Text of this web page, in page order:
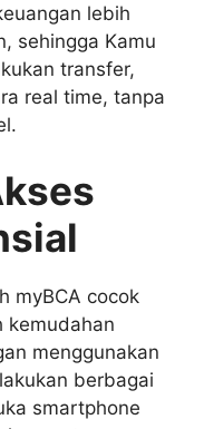
lebih
sehingga Kamu
transfer,
real time, tanpa
myBCA cocok
kemudahan
menggunakan
berbagai
smartphone